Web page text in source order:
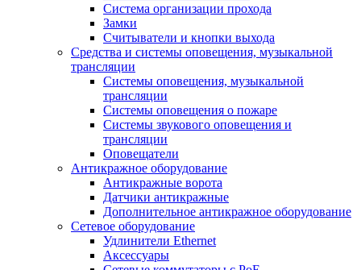
Система организации прохода
Замки
Считыватели и кнопки выхода
Средства и системы оповещения, музыкальной
трансляции
Системы оповещения, музыкальной
трансляции
Системы оповещения о пожаре
Системы звукового оповещения и
трансляции
Оповещатели
Антикражное оборудование
Антикражные ворота
Датчики антикражные
Дополнительное антикражное оборудование
Сетевое оборудование
Удлинители Ethernet
Аксессуары